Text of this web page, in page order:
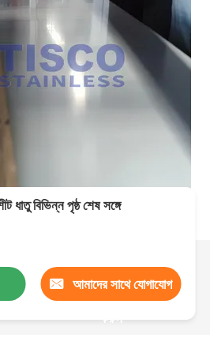
ধাতু বিভিন্ন পৃষ্ঠ শেষ সঙ্গে
আমাদের সাথে যোগাযোগ
করুন